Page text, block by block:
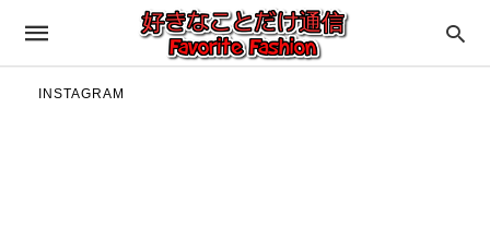
INSTAGRAM